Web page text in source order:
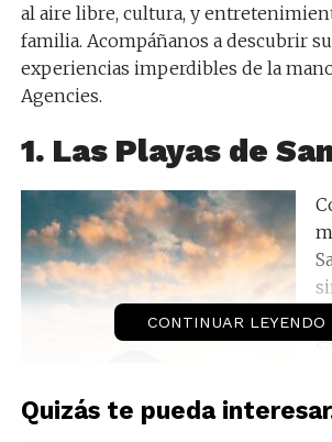
al aire libre, cultura, y
familia. Acompáñanos a descubrir
experiencias imperdibles de la
Agencies.
1. Las Playas de
CONTINUAR LEYENDO
Quizás te pueda